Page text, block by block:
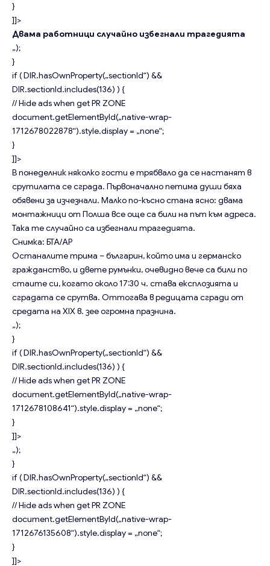
}
]]>
Двама работници случайно избегнали трагедията
„);
}
if ( DIR.hasOwnProperty(„sectionId“) &&
DIR.sectionId.includes(136) ) {
// Hide ads when get PR ZONE
document.getElementById(„native-wrap-
1712678022878“).style.display = „none“;
}
]]>
В понеделник няколко гости е трябвало да се настанят в
срутилата се сграда. Първоначално петима души бяха
обявени за изчезнали. Малко по-късно стана ясно: двама
монтажници от Полша все още са били на път към адреса.
Така те случайно са избегнали трагедията.
Снимка: БТА/AP
Останалите трима – българин, който има и германско
гражданство, и двете румънки, очевидно вече са били по
стаите си, когато около 17:30 ч. става експлозията и
сградата се срутва. Оттогава в редицата сгради от
средата на XIX в. зее огромна празнина.
„);
}
if ( DIR.hasOwnProperty(„sectionId“) &&
DIR.sectionId.includes(136) ) {
// Hide ads when get PR ZONE
document.getElementById(„native-wrap-
1712678108641“).style.display = „none“;
}
]]>
„);
}
if ( DIR.hasOwnProperty(„sectionId“) &&
DIR.sectionId.includes(136) ) {
// Hide ads when get PR ZONE
document.getElementById(„native-wrap-
1712676135608“).style.display = „none“;
}
]]>